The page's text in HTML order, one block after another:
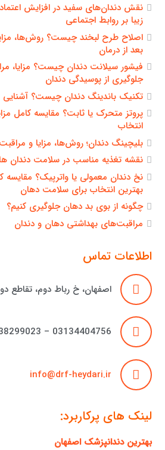
نقش دندان‌های سفید در افزایش
زیبا بر روابط اجتماعی
اصلاح طرح لبخند چیست؟ روش‌ها،
بعد از درمان
فیشور سیلانت دندان چیست؟ مزایا،
جلوگیری از پوسیدگی دندان
تکنیک باندینگ دندان چیست؟
پروتز متحرک یا ثابت؟ مقایسه کامل
انتخاب
بلیچینگ دندان؛ روش‌ها، مزایا و
نقشه تغذیه مناسب در سلامت دندان
نخ دندان معمولی یا واترپیک؟ مقایسه
بهترین انتخاب برای سلامت دهان
چگونه از بوی بد دهان جلوگیری کنیم؟
مراقبت‌های بهداشتی دهان و دندان
اطلاعات تماس
اصفهان، خ رباط دوم، تقاطع
03134404756 – 09138299023
info@drf-heydari.ir
لینک های پرکاربرد:
بهترین دندانپزشک اصفهان